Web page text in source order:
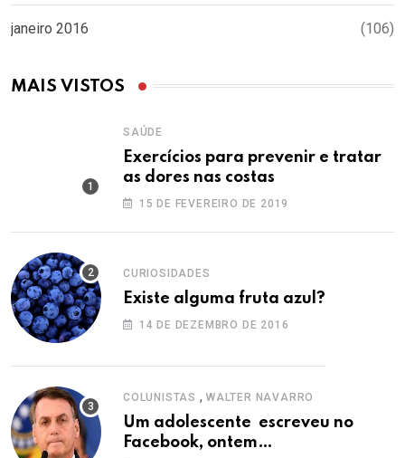
janeiro 2016 (106)
MAIS VISTOS
SAÚDE
Exercícios para prevenir e tratar
as dores nas costas
15 DE FEVEREIRO DE 2019
CURIOSIDADES
Existe alguma fruta azul?
14 DE DEZEMBRO DE 2016
COLUNISTAS , WALTER NAVARRO
Um adolescente escreveu no
Facebook, ontem…